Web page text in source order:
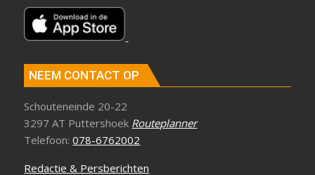
NEEM CONTACT OP
Schouteneinde 20-22
3297 AT Puttershoek Routeplanner
Telefoon:078-6762002
Redactie & Persberichten